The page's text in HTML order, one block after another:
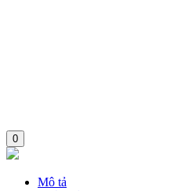
0
Mô tả